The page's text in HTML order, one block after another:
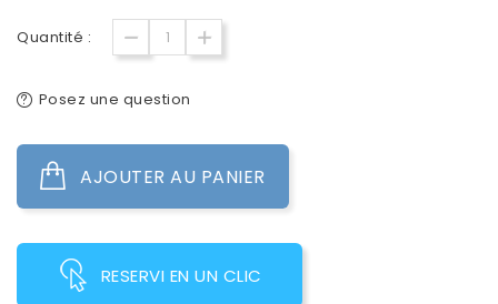
Quantité :
Posez une question
AJOUTER AU PANIER
RESERVI EN UN CLIC